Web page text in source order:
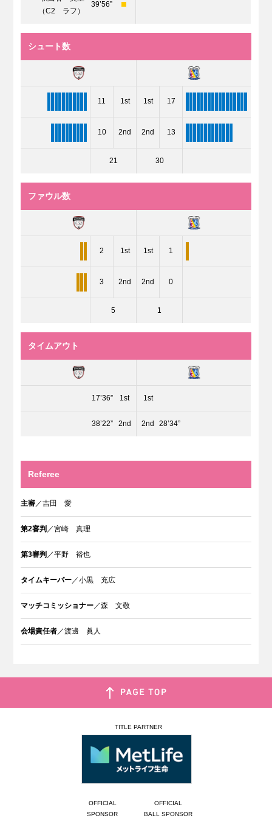
（C2 ラフ）
39’56”
シュート数
11 1st 1st 17
10 2nd 2nd 13
21 30
ファウル数
2 1st 1st 1
3 2nd 2nd 0
5 1
タイムアウト
17’36” 1st 1st
38’22” 2nd 2nd 28’34”
Referee
主審 ／吉田 愛
第2審判 ／宮崎 真理
第3審判 ／平野 裕也
タイムキーパー ／小黒 充広
マッチコミッショナー ／森 文敬
会場責任者 ／渡邊 眞人
TITLE PARTNER
OFFICIAL
SPONSOR
OFFICIAL
BALL SPONSOR